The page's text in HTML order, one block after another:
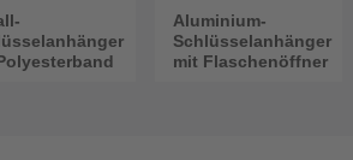
Aluminium-
Schlüsselanhänger
mit Flaschenöffner